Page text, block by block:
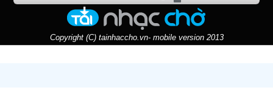
Copyright (C) tainhaccho.vn- mobile version 2013